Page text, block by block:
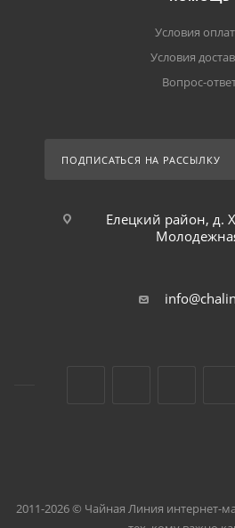
Условия
Условия
Вопрос-
ПОДПИСАТЬСЯ НА РАССЫЛКУ
Елецкий район, д.
2011-2026 © Чайная Линия интернет-